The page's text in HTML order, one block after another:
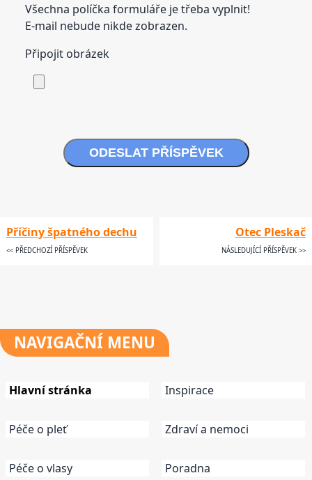
Všechna políčka formuláře je třeba vyplnit!
E-mail nebude nikde zobrazen.
Připojit obrázek
ODESLAT PŘÍSPĚVEK
Příčiny špatného dechu
<< PŘEDCHOZÍ PŘÍSPĚVEK
Otec Pleskač
NÁSLEDUJÍCÍ PŘÍSPĚVEK >>
NAVIGAČNÍ MENU
Hlavní stránka
Péče o pleť
Péče o vlasy
Inspirace
Zdraví a nemoci
Poradna